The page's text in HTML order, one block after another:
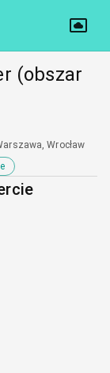
(obszar
Wrocław